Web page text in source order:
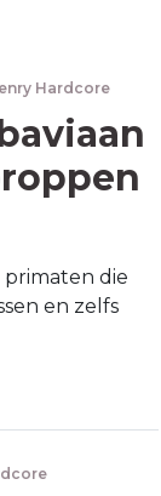
Hardcore
die
en zelfs